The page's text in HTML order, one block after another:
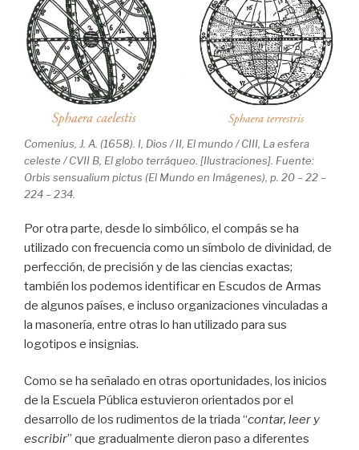
Comenius, J. A. (1658). I, Dios / II, El mundo / CIII, La esfera
celeste / CVII B, El globo terráqueo. [Ilustraciones]. Fuente:
Orbis sensualium pictus (El Mundo en Imágenes), p. 20 – 22 –
224 – 234.
Por otra parte, desde lo simbólico, el compás se ha
utilizado con frecuencia como un símbolo de divinidad, de
perfección, de precisión y de las ciencias exactas;
también los podemos identificar en Escudos de Armas
de algunos países, e incluso organizaciones vinculadas a
la masonería, entre otras lo han utilizado para sus
logotipos e insignias.
Como se ha señalado en otras oportunidades, los inicios
de la Escuela Pública estuvieron orientados por el
desarrollo de los rudimentos de la triada “contar, leer y
escribir” que gradualmente dieron paso a diferentes